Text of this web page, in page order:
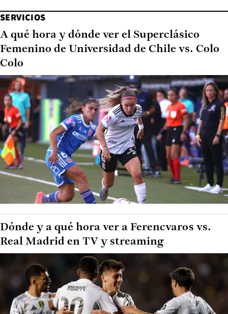
SERVICIOS
A qué hora y dónde ver el Superclásico
Femenino de Universidad de Chile vs. Colo
Colo
Dónde y a qué hora ver a Ferencvaros vs.
Real Madrid en TV y streaming